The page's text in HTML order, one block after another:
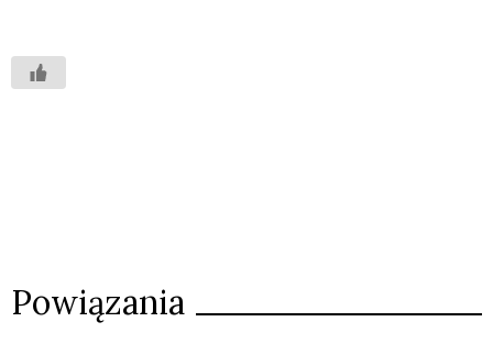
Powiązania